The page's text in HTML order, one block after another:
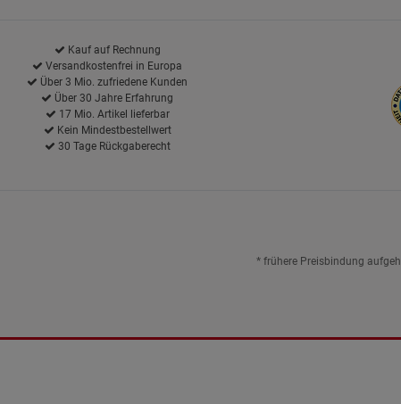
Kauf auf Rechnung
Versandkostenfrei in Europa
Über 3 Mio. zufriedene Kunden
Über 30 Jahre Erfahrung
17 Mio. Artikel lieferbar
Kein Mindestbestellwert
30 Tage Rückgaberecht
* frühere Preisbindung